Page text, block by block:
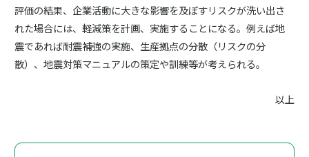
評価の結果、企業活動に大きな影響を及ぼすリスクが洗い出さ
れた場合には、軽減策を計画、実施することになる。例えば地
震であれば耐震補強の実施、生産拠点の分散（リスクの分
散）、地震対策マニュアルの策定や訓練等が考えられる。
以上